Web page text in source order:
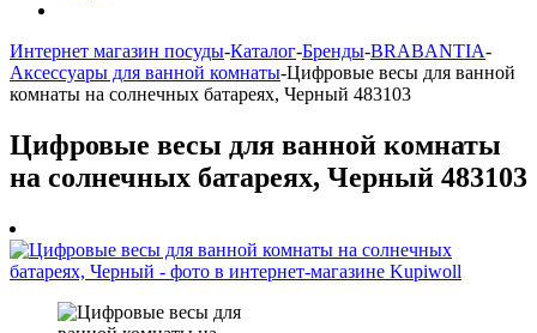
Интернет магазин посуды-Каталог-Бренды-BRABANTIA-
Аксессуары для ванной комнаты-Цифровые весы для ванной
комнаты на солнечных батареях, Черный 483103
Цифровые весы для ванной комнаты
на солнечных батареях, Черный 483103